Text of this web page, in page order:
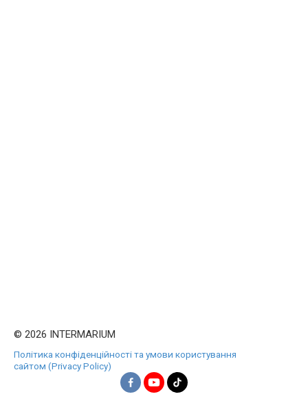
© 2026 INTERMARIUM
Політика конфіденційності та умови користування
сайтом (Privacy Policy)